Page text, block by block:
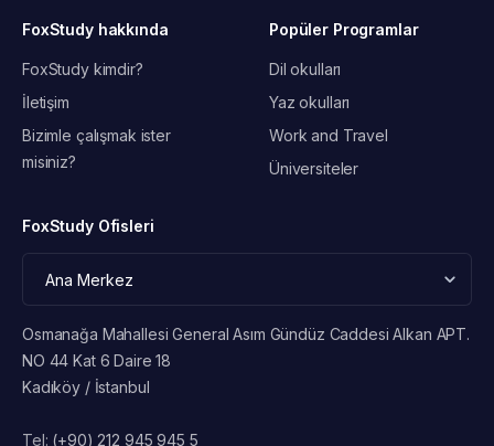
FoxStudy hakkında
FoxStudy kimdir?
İletişim
Bizimle çalışmak ister
misiniz?
Popüler Programlar
Dil okulları
Yaz okulları
Work and Travel
Üniversiteler
FoxStudy Ofisleri
Osmanağa Mahallesi General Asım Gündüz Caddesi Alkan APT.
NO 44 Kat 6 Daire 18
Kadıköy / İstanbul
Tel: (+90) 212 945 945 5